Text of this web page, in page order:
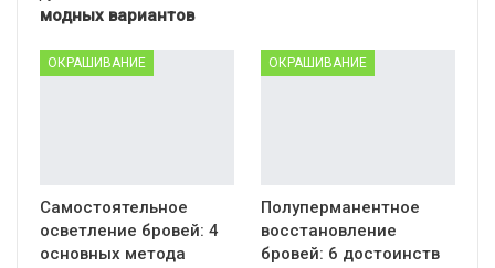
модных вариантов
ОКРАШИВАНИЕ
Самостоятельное
осветление бровей: 4
основных метода
ОКРАШИВАНИЕ
Полуперманентное
восстановление
бровей: 6 достоинств